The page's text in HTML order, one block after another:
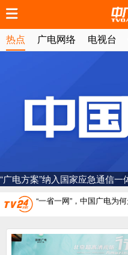
热点 广电网络 电视台
署战略合作协议
AI赋能微短剧产业“沪8条”发
一电视频道开播
“一省一网”，中国广电为
广电总局对互联网电视自
中国广电：编制一体化电